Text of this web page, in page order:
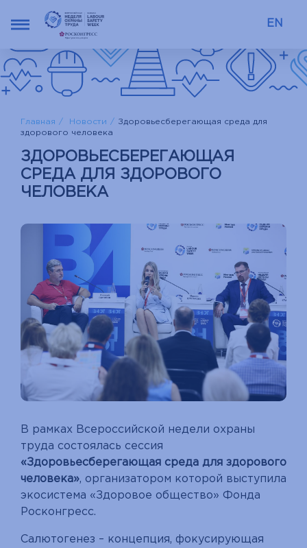
EN
Главная Новости
Здоровьесберегающая среда для
здорового человека
ЗДОРОВЬЕСБЕРЕГАЮЩАЯ
СРЕДА ДЛЯ ЗДОРОВОГО
ЧЕЛОВЕКА
В рамках Всероссийской недели охраны
труда состоялась сессия
«Здоровьесберегающая среда для здорового
человека», организатором которой выступила
экосистема «Здоровое общество» Фонда
Росконгресс.
Салютогенез – концепция, фокусирующая